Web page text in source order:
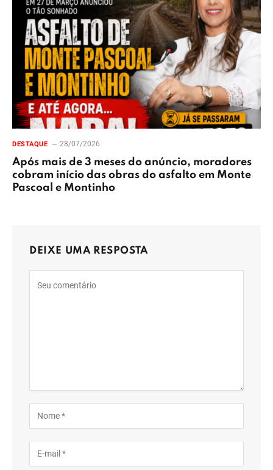
DESTAQUE 28/07/2026
Após mais de 3 meses do anúncio, moradores
cobram início das obras do asfalto em Monte
Pascoal e Montinho
DEIXE UMA RESPOSTA